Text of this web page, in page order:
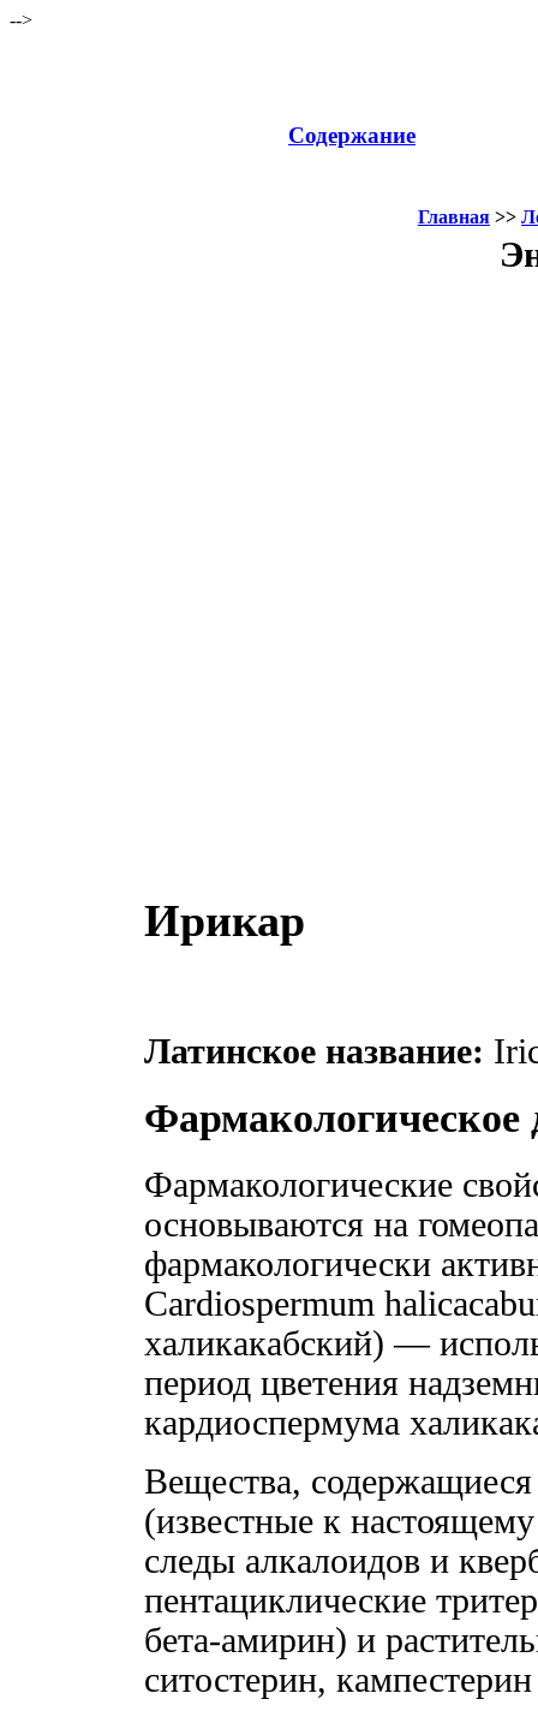
-->
Содержание
Главная >>
Ирикар
Латинское название:
Фармакологическое
Фармакологические
основываются на
фармакологически
Cardiospermum
халикакабский) —
период цветения
кардиоспермума
Вещества,
(известные к
следы алкалоидов и
пентациклические
бета-амирин) и
ситостерин,